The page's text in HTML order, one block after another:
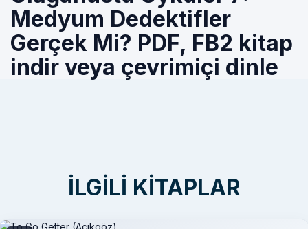
Medyum Dedektifler
Gerçek Mi? PDF, FB2 kitap
indir veya çevrimiçi dinle
İLGILI KITAPLAR